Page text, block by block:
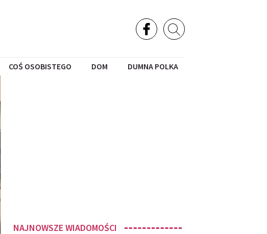
COŚ OSOBISTEGO DOM DUMNA POLKA
NAJNOWSZE WIADOMOŚCI